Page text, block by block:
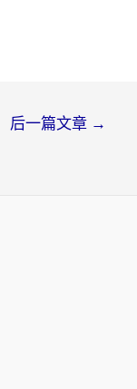
后一篇文章 →